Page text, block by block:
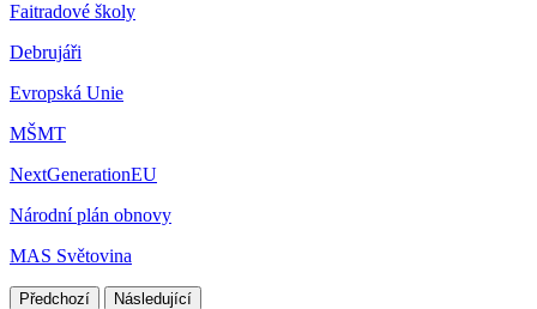
Faitradové školy
Debrujáři
Evropská Unie
MŠMT
NextGenerationEU
Národní plán obnovy
MAS Světovina
Předchozí Následující